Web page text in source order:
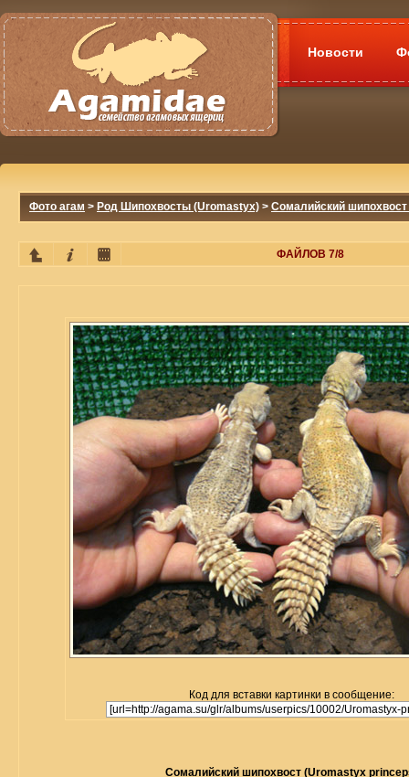
Новости
Фото агам > Род Шипохвосты (Uromastyx) > Сомалийский
ФАЙЛОВ 7/8
Код для вставки картинки в сообщение:
Сомалийский шипохвост (Uromastyx